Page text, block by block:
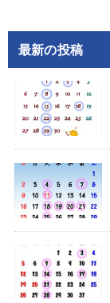
最新の投稿